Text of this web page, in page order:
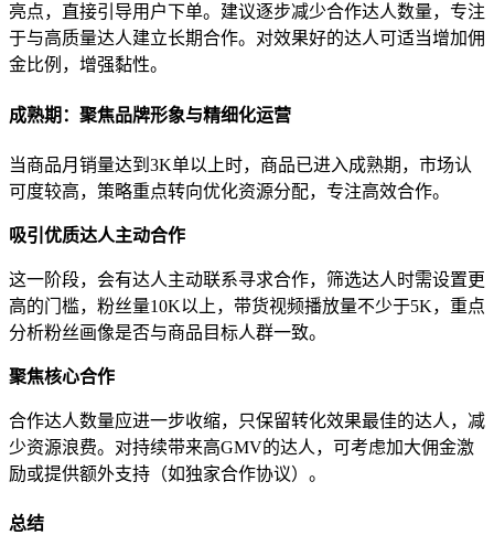
亮点，直接引导用户下单。建议逐步减少合作达人数量，专注
于与高质量达人建立长期合作。对效果好的达人可适当增加佣
金比例，增强黏性。
成熟期：聚焦品牌形象与精细化运营
当商品月销量达到3K单以上时，商品已进入成熟期，市场认
可度较高，策略重点转向优化资源分配，专注高效合作。
吸引优质达人主动合作
这一阶段，会有达人主动联系寻求合作，筛选达人时需设置更
高的门槛，粉丝量10K以上，带货视频播放量不少于5K，重点
分析粉丝画像是否与商品目标人群一致。
聚焦核心合作
合作达人数量应进一步收缩，只保留转化效果最佳的达人，减
少资源浪费。对持续带来高GMV的达人，可考虑加大佣金激
励或提供额外支持（如独家合作协议）。
总结